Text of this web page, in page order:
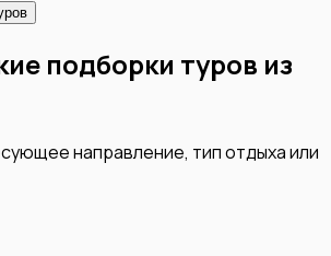
подборки туров из
направление, тип отдыха или